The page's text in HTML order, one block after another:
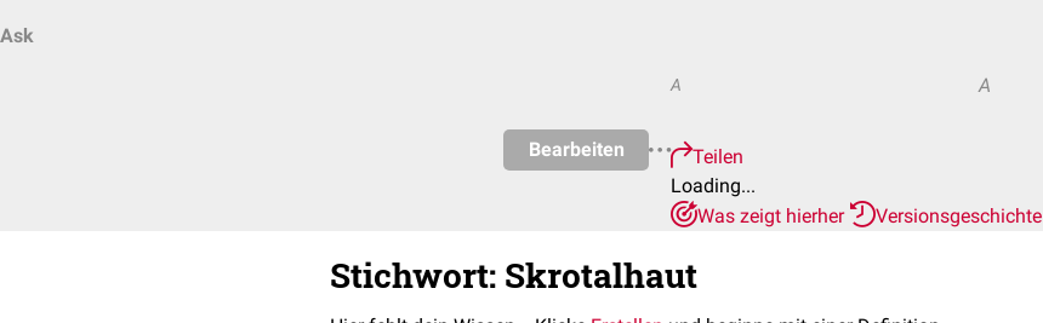
Ask
Bearbeiten
A A
Teilen
Loading...
Was zeigt hierher
Versionsgeschichte
Stichwort: Skrotalhaut